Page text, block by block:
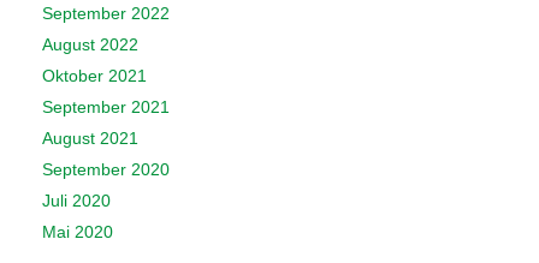
September 2022
August 2022
Oktober 2021
September 2021
August 2021
September 2020
Juli 2020
Mai 2020